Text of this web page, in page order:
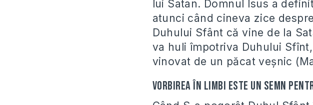
lui Satan. Domnul Isus a
atunci când cineva zice
Duhului Sfânt că vine de la
va huli împotriva Duhului
vinovat de un păcat veșnic
Vorbirea în limbi este un semn